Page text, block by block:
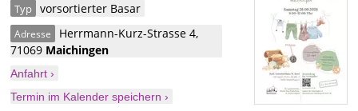
Typ vorsortierter Basar
Adresse Herrmann-Kurz-Strasse 4,
71069 Maichingen
Anfahrt ›
Termin im Kalender speichern ›